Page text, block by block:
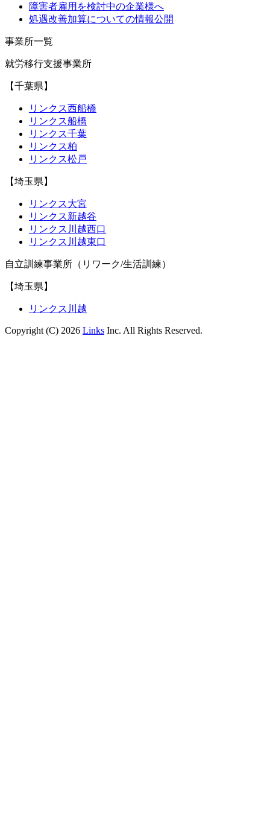
障害者雇用を検討中の企業様へ
処遇改善加算についての情報公開
事業所一覧
就労移行支援事業所
【千葉県】
リンクス西船橋
リンクス船橋
リンクス千葉
リンクス柏
リンクス松戸
【埼玉県】
リンクス大宮
リンクス新越谷
リンクス川越西口
リンクス川越東口
自立訓練事業所（リワーク/生活訓練）
【埼玉県】
リンクス川越
Copyright (C) 2026 Links Inc. All Rights Reserved.